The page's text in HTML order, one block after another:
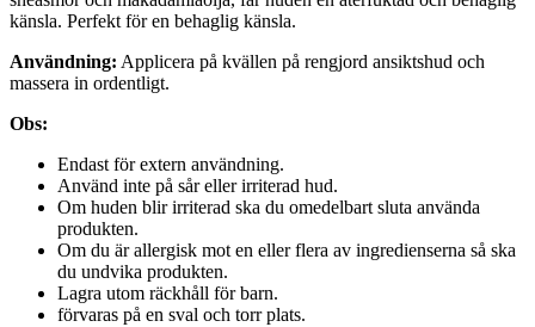
känsla. Perfekt för en behaglig känsla.
Användning: Applicera på kvällen på rengjord ansiktshud och
massera in ordentligt.
Obs:
Endast för extern användning.
Använd inte på sår eller irriterad hud.
Om huden blir irriterad ska du omedelbart sluta använda
produkten.
Om du är allergisk mot en eller flera av ingredienserna så ska
du undvika produkten.
Lagra utom räckhåll för barn.
förvaras på en sval och torr plats.